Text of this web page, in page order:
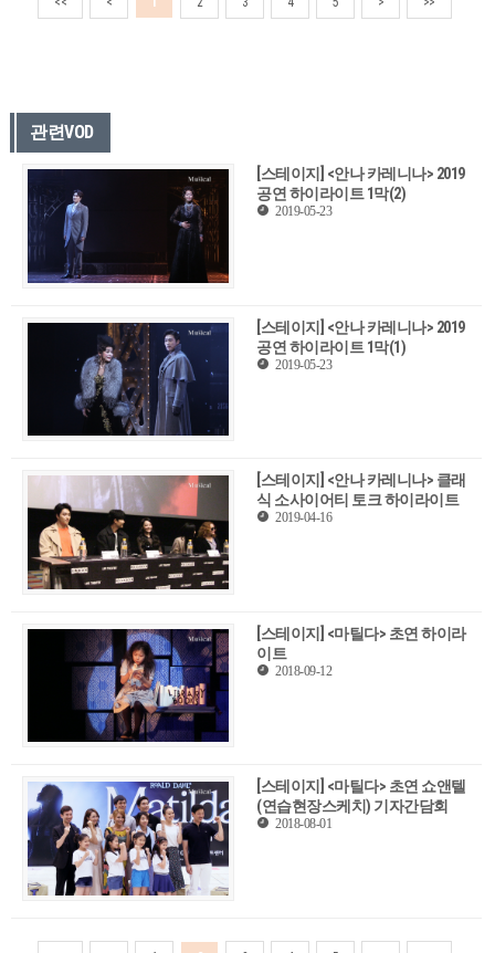
관련VOD
[스테이지] <안나 카레니나> 2019
공연 하이라이트 1막(2)
2019-05-23
[스테이지] <안나 카레니나> 2019
공연 하이라이트 1막(1)
2019-05-23
[스테이지] <안나 카레니나> 클래
식 소사이어티 토크 하이라이트
2019-04-16
[스테이지] <마틸다> 초연 하이라
이트
2018-09-12
[스테이지] <마틸다> 초연 쇼앤텔
(연습현장스케치) 기자간담회
2018-08-01